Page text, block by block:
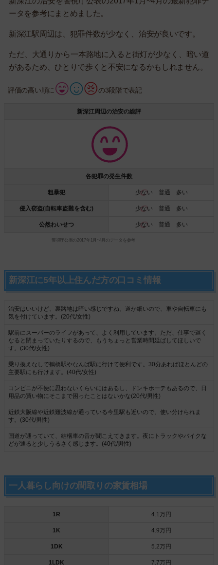
ータを参考にまとめました。
新深江駅周辺は、犯罪件数が少なく、治安が良いです。
ただ、大通りから一本路地に入ると街灯が少なく、暗い道
があるため、ひとりで歩くと不安になるかもしれません。
評価の高い順に の3段階で表記
新深江周辺の治安の総評
各犯罪の発生件数
粗暴犯 少ない 普通 多い
侵入窃盗(自転車盗難を含む) 少ない 普通 多い
公然わいせつ 少ない 普通 多い
警視庁公表の2017年1月~4月のデータを参考
新深江に5年以上住んだ方の口コミ情報
治安はいいけど、裏路地は暗い感じですね。道か細いので、車や自転車にも
気を付けています。(20代/女性)
駅前にスーパーのライフがあって、よく利用しています。ただ、仕事で遅く
なると閉まっていたりするので、もうちょっと営業時間延ばしてほしいで
す。(30代/女性)
乗り換えなしで鶴橋駅やなんば駅に行けて便利です。30分あればほとんどの
主要駅にも行けます。(40代/女性)
コンビニが不便に思わないくらいにはあるし、ドンキホーテもあるので、日
用品の買い物にそこまで困ったことはないかな(20代/男性)
近鉄大阪線や近鉄難波線が通っている今里駅も近いので、使い分けられま
す。(30代/男性)
国道が通っていて、結構車の音が聞こえてきます。夜にトラックやバイクな
どが通ると少しうるさく感じます。(40代/男性)
一人暮らし向けの間取りの家賃相場
1R 4.1万円
1K 4.9万円
1DK 5.2万円
1LDK 7.7万円